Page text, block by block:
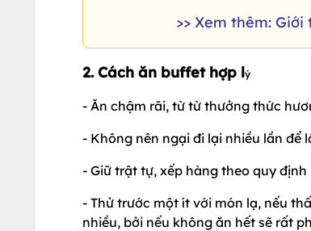
>> Xem thêm:
2. Cách ăn buffet hợp lý
- Ăn chậm rãi, từ từ thưởng thức
- Không nên ngại đi lại nhiều lần để
- Giữ trật tự, xếp hàng theo quy định
- Thử trước một ít với món lạ, nếu
nhiều, bởi nếu không ăn hết sẽ rất